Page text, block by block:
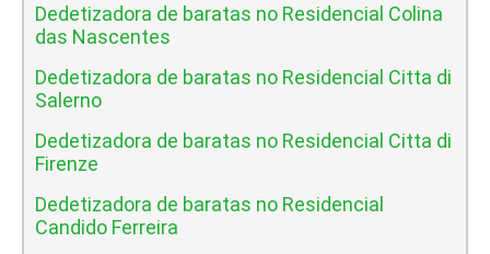
Dedetizadora de baratas no Residencial Colina
das Nascentes
Dedetizadora de baratas no Residencial Citta di
Salerno
Dedetizadora de baratas no Residencial Citta di
Firenze
Dedetizadora de baratas no Residencial
Candido Ferreira